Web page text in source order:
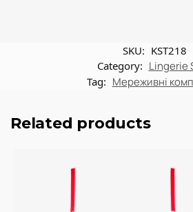
SKU: KST218
Category: Lingerie
Tag: Мереживні
Related products